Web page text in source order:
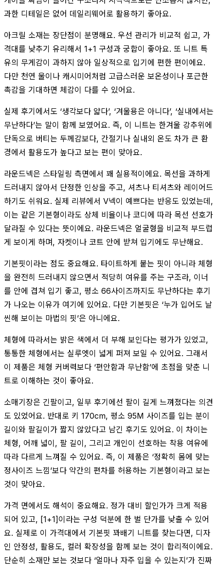
과한 디테일은 없어 데일리웨어로 활용하기 좋아요.
아크릴 소재는 장단점이 분명해요. 우선 관리가 비교적 쉽고, 가
격대를 낮추기 유리해서 1+1 구성과 궁합이 좋아요. 또 니트 특
유의 무게감이 과하지 않아 일상적으로 입기에 편한 편이에요.
다만 천연 울이나 캐시미어처럼 고급스러운 보온성이나 포근한
촉감을 기대하면 체감이 다를 수 있어요.
실제 후기에서도 ‘생각보다 얇다’, ‘겨울용은 아니다’, ‘실내에서는
무난하다’는 말이 함께 보였어요. 즉, 이 니트는 한겨울 강추위에
단독으로 버티는 두께감보다, 간절기나 실내외 온도 차가 큰 환
경에서 활용도가 높다고 보는 편이 맞아요.
라운드넥은 스타일링 측면에서 꽤 실용적이에요. 목선을 과하게
드러내지 않아서 단정한 인상을 주고, 셔츠나 티셔츠와 레이어드
하기도 쉬워요. 실제 리뷰에서 V넥이 예쁘다는 반응도 있었는데,
이는 같은 기본형이라도 상체 비율이나 코디에 따라 목선 선호가
달라질 수 있다는 뜻이에요. 라운드넥은 얼굴형을 비교적 부드럽
게 보이게 하며, 자켓이나 코트 안에 받쳐 입기에도 무난해요.
기본핏이라는 점도 중요해요. 타이트하게 붙는 핏이 아니라 체형
을 완전히 드러내지 않으면서 적당히 여유를 주는 구조라, 이너
를 안에 겹쳐 입기 좋고, 평소 66사이즈까지도 무난하다는 후기
가 나오는 이유가 여기에 있어요. 다만 기본핏은 ‘누가 입어도 날
씬해 보이는 마법의 핏’은 아니에요.
체형에 따라서는 밝은 색에서 더 부해 보인다는 평가가 있었고,
통통한 체형에서는 실루엣이 넓게 퍼져 보일 수 있어요. 그래서
이 제품은 체형 커버력보다 ‘편안함과 무난함’에 초점을 맞춘 니
트로 이해하는 것이 좋아요.
소매기장은 긴팔이고, 일부 후기에선 팔이 길게 느껴졌다는 의견
도 있었어요. 반대로 키 170cm, 평소 95M 사이즈를 입는 분이
길이와 팔길이가 짧지 않았다고 남긴 후기도 있어요. 이 차이는
체형, 어깨 넓이, 팔 길이, 그리고 개인이 선호하는 착용 여유에
따라 다르게 느껴질 수 있어요. 즉, 이 제품은 ‘정확히 몸에 맞는
정사이즈 느낌’보다 약간의 편차를 허용하는 기본형이라고 보는
것이 맞아요.
가격 면에서도 해석이 중요해요. 정가 대비 할인가가 크게 적용
되어 있고, [1+1]이라는 구성 덕분에 한 벌 단가를 낮출 수 있어
요. 실제로 이 가격대에서 기본핏 꽈배기 니트를 찾는다면, 디자
인 안정성, 활용도, 컬러 확장성을 함께 보는 것이 합리적이에요.
단순히 소재만 보는 것보다 ‘얼마나 자주 입을 수 있는지’가 진짜